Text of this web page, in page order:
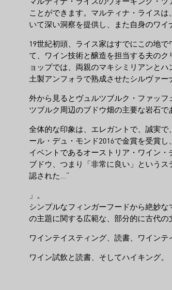
ことができます。マルティナ・ライス
いて深い洞察を提供し、また自身のワ
19世紀初頭、ライス家はすでにこの地
て、ワイン技術と醸造を担当する夫の
ョップでは、両親のマキシミリアンと
土製アンフォラで熟成させたシルヴァー
外から見るとヴュルツブルク・ファッ
ツブルク周辺のブドウ畑の主要な岩石
全体的な印象は、エレガントで、誠実
ール・デュ・モンド2016で金賞を受賞
イベントであるオーストリア・ワイン
ブドウ、つまり「非常に良い」という
認された...“
」。
シンプルなフィンガーフードから絶妙
の主題に関する広範な、部分的に古代
ワインテイスティング、読書、ワインテ
ワイン試飲と読書、そしてハイキング。